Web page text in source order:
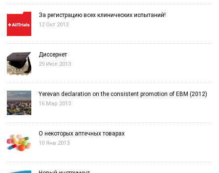
За регистрацию всех клинических испытаний!
12 Окт 2013
Диссернет
29 Июл 2013
Yerevan declaration on the consistent promotion of EBM (2012)
16 Мар 2013
О некоторых аптечных товарах
10 Янв 2013